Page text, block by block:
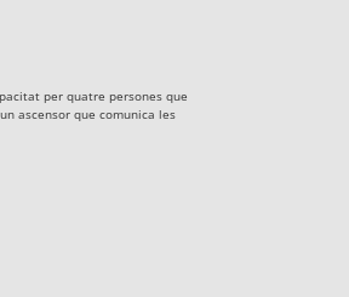
per quatre persones que
ascensor que comunica les